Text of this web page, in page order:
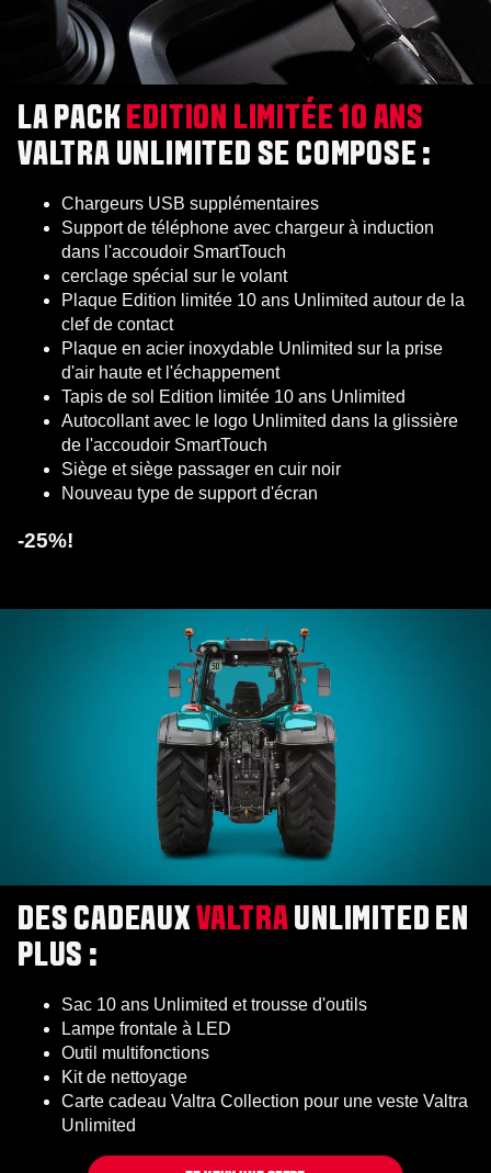
LA PACK EDITION LIMITÉE 10 ANS
VALTRA UNLIMITED SE COMPOSE :
Chargeurs USB supplémentaires
Support de téléphone avec chargeur à induction
dans l'accoudoir SmartTouch
cerclage spécial sur le volant
Plaque Edition limitée 10 ans Unlimited autour de la
clef de contact
Plaque en acier inoxydable Unlimited sur la prise
d'air haute et l'échappement
Tapis de sol Edition limitée 10 ans Unlimited
Autocollant avec le logo Unlimited dans la glissière
de l'accoudoir SmartTouch
Siège et siège passager en cuir noir
Nouveau type de support d'écran
-25%!
DES CADEAUXVALTRA UNLIMITED EN
PLUS :
Sac 10 ans Unlimited et trousse d'outils
Lampe frontale à LED
Outil multifonctions
Kit de nettoyage
Carte cadeau Valtra Collection pour une veste Valtra
Unlimited